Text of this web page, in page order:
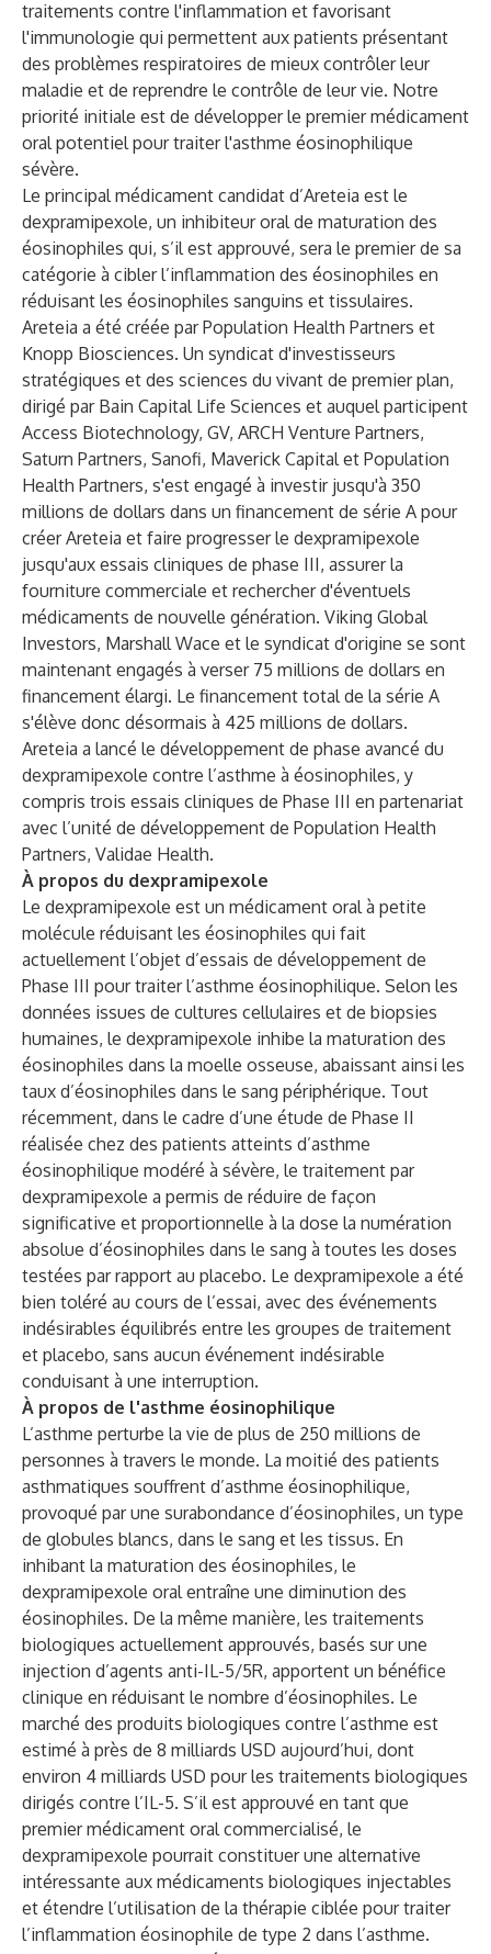
traitements contre l'inflammation et favorisant
l'immunologie qui permettent aux patients présentant
des problèmes respiratoires de mieux contrôler leur
maladie et de reprendre le contrôle de leur vie. Notre
priorité initiale est de développer le premier médicament
oral potentiel pour traiter l'asthme éosinophilique
sévère.
Le principal médicament candidat d’Areteia est le
dexpramipexole, un inhibiteur oral de maturation des
éosinophiles qui, s’il est approuvé, sera le premier de sa
catégorie à cibler l’inflammation des éosinophiles en
réduisant les éosinophiles sanguins et tissulaires.
Areteia a été créée par Population Health Partners et
Knopp Biosciences. Un syndicat d'investisseurs
stratégiques et des sciences du vivant de premier plan,
dirigé par Bain Capital Life Sciences et auquel participent
Access Biotechnology, GV, ARCH Venture Partners,
Saturn Partners, Sanofi, Maverick Capital et Population
Health Partners, s'est engagé à investir jusqu'à 350
millions de dollars dans un financement de série A pour
créer Areteia et faire progresser le dexpramipexole
jusqu'aux essais cliniques de phase III, assurer la
fourniture commerciale et rechercher d'éventuels
médicaments de nouvelle génération. Viking Global
Investors, Marshall Wace et le syndicat d'origine se sont
maintenant engagés à verser 75 millions de dollars en
financement élargi. Le financement total de la série A
s'élève donc désormais à 425 millions de dollars.
Areteia a lancé le développement de phase avancé du
dexpramipexole contre l’asthme à éosinophiles, y
compris trois essais cliniques de Phase III en partenariat
avec l’unité de développement de Population Health
Partners, Validae Health.
À propos du dexpramipexole
Le dexpramipexole est un médicament oral à petite
molécule réduisant les éosinophiles qui fait
actuellement l’objet d’essais de développement de
Phase III pour traiter l’asthme éosinophilique. Selon les
données issues de cultures cellulaires et de biopsies
humaines, le dexpramipexole inhibe la maturation des
éosinophiles dans la moelle osseuse, abaissant ainsi les
taux d’éosinophiles dans le sang périphérique. Tout
récemment, dans le cadre d’une étude de Phase II
réalisée chez des patients atteints d’asthme
éosinophilique modéré à sévère, le traitement par
dexpramipexole a permis de réduire de façon
significative et proportionnelle à la dose la numération
absolue d’éosinophiles dans le sang à toutes les doses
testées par rapport au placebo. Le dexpramipexole a été
bien toléré au cours de l’essai, avec des événements
indésirables équilibrés entre les groupes de traitement
et placebo, sans aucun événement indésirable
conduisant à une interruption.
À propos de l'asthme éosinophilique
L’asthme perturbe la vie de plus de 250 millions de
personnes à travers le monde. La moitié des patients
asthmatiques souffrent d’asthme éosinophilique,
provoqué par une surabondance d’éosinophiles, un type
de globules blancs, dans le sang et les tissus. En
inhibant la maturation des éosinophiles, le
dexpramipexole oral entraîne une diminution des
éosinophiles. De la même manière, les traitements
biologiques actuellement approuvés, basés sur une
injection d’agents anti-IL-5/5R, apportent un bénéfice
clinique en réduisant le nombre d’éosinophiles. Le
marché des produits biologiques contre l’asthme est
estimé à près de 8 milliards USD aujourd’hui, dont
environ 4 milliards USD pour les traitements biologiques
dirigés contre l’IL-5. S’il est approuvé en tant que
premier médicament oral commercialisé, le
dexpramipexole pourrait constituer une alternative
intéressante aux médicaments biologiques injectables
et étendre l’utilisation de la thérapie ciblée pour traiter
l’inflammation éosinophile de type 2 dans l’asthme.